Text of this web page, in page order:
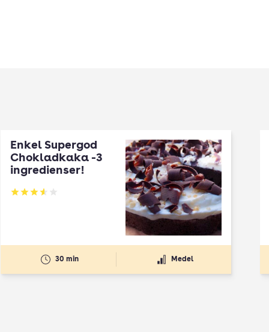
Enkel Supergod
Chokladkaka -3
ingredienser!
Betyg: 3.56 av 5
30 min Medel